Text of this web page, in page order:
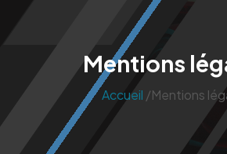
Mentions
Accueil /Mentions